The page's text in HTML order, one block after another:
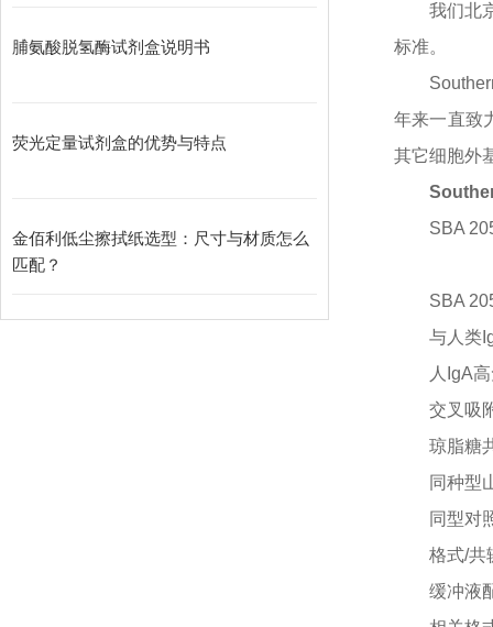
脯氨酸脱氢酶试剂盒说明书
荧光定量试剂盒的优势与特点
金佰利低尘擦拭纸选型：尺寸与材质怎么
匹配？
我们北
标准。
年来一直致
其它细胞外
SBA
SBA
与人类
人 IgA
交叉吸
琼脂糖
同种型
同型对
格式/共
缓冲液